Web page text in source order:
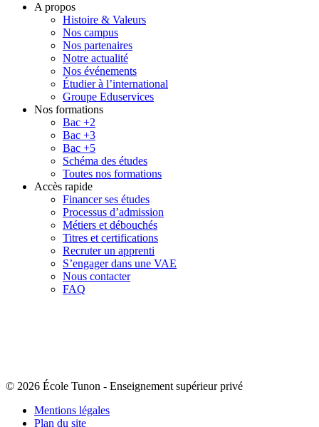
A propos
Histoire & Valeurs
Nos campus
Nos partenaires
Notre actualité
Nos événements
Étudier à l’international
Groupe Eduservices
Nos formations
Bac +2
Bac +3
Bac +5
Schéma des études
Toutes nos formations
Accès rapide
Financer ses études
Processus d’admission
Métiers et débouchés
Titres et certifications
Recruter un apprenti
S’engager dans une VAE
Nous contacter
FAQ
© 2026 École Tunon - Enseignement supérieur privé
Mentions légales
Plan du site